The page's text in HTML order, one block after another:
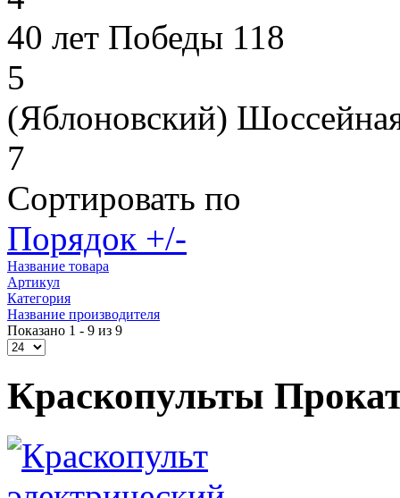
40 лет Победы 118
5
(Яблоновский)
7
Сортировать по
Порядок +/-
Название товара
Артикул
Категория
Название производителя
Показано 1 - 9 из 9
Краскопульты